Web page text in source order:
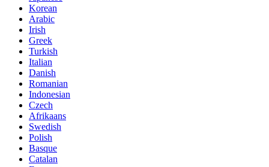
Korean
Arabic
Irish
Greek
Turkish
Italian
Danish
Romanian
Indonesian
Czech
Afrikaans
Swedish
Polish
Basque
Catalan